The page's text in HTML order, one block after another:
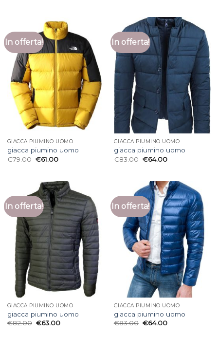
In offerta!
GIACCA PIUMINO UOMO
giacca piumino uomo
€79.00 €61.00
In offerta!
GIACCA PIUMINO UOMO
giacca piumino uomo
€83.00 €64.00
In offerta!
GIACCA PIUMINO UOMO
giacca piumino uomo
€82.00 €63.00
In offerta!
GIACCA PIUMINO UOMO
giacca piumino uomo
€83.00 €64.00